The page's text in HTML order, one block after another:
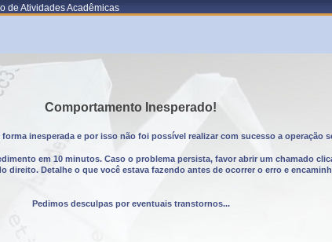
de Atividades Acadêmicas
Comportamento Inesperado!
inesperada e por isso não foi possível realizar com sucesso a operação
em 10 minutos. Caso o problema persista, favor abrir um chamado
direito. Detalhe o que você estava fazendo antes de ocorrer o erro e
Pedimos desculpas por eventuais transtornos...